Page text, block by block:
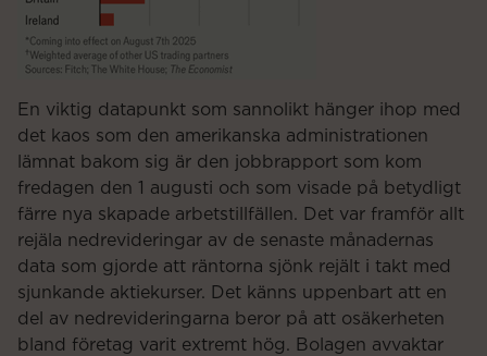
En viktig datapunkt som sannolikt hänger ihop med
det kaos som den amerikanska administrationen
lämnat bakom sig är den jobbrapport som kom
fredagen den 1 augusti och som visade på betydligt
färre nya skapade arbetstillfällen. Det var framför allt
rejäla nedrevideringar av de senaste månadernas
data som gjorde att räntorna sjönk rejält i takt med
sjunkande aktiekurser. Det känns uppenbart att en
del av nedrevideringarna beror på att osäkerheten
bland företag varit extremt hög. Bolagen avvaktar